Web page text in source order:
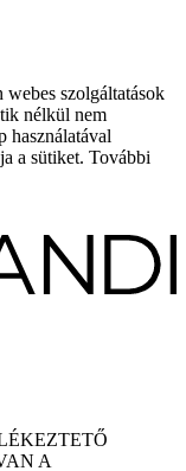
szolgáltatások
nélkül nem
használatával
a sütiket. További
A